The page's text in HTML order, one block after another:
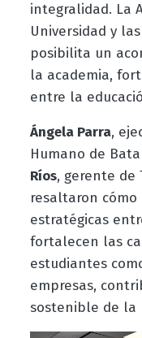
integralidad. La
Universidad y
posibilita un
la academia,
entre la
Ángela Parra,
Humano de
Ríos, gerente de
resaltaron
estratégicas
fortalecen las
estudiantes
empresas,
sostenible de la